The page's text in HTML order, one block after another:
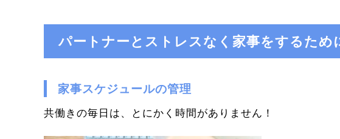
パートナーとストレスなく家事をするため
家事スケジュールの管理
共働きの毎日は、とにかく時間がありません！